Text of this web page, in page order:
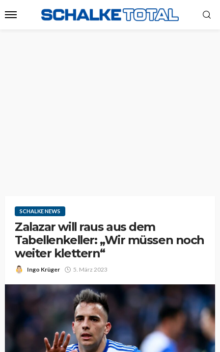
SCHALKE NEWS
Zalazar will raus aus dem
Tabellenkeller: „Wir müssen noch
weiter klettern“
Ingo Krüger 5. März 2023